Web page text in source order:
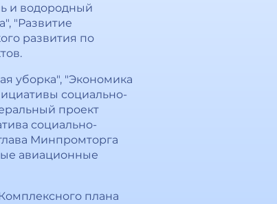
и водородный
"Развитие
развития по
уборка", "Экономика
социально-
проект
социально-
Минпромторга
авиационные
плана